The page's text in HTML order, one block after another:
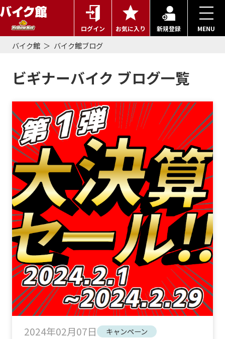
ログイン お気に入り 新規登録 MENU
バイク館 バイク館ブログ
ビギナーバイク ブログ一覧
2024年02月07日 キャンペーン